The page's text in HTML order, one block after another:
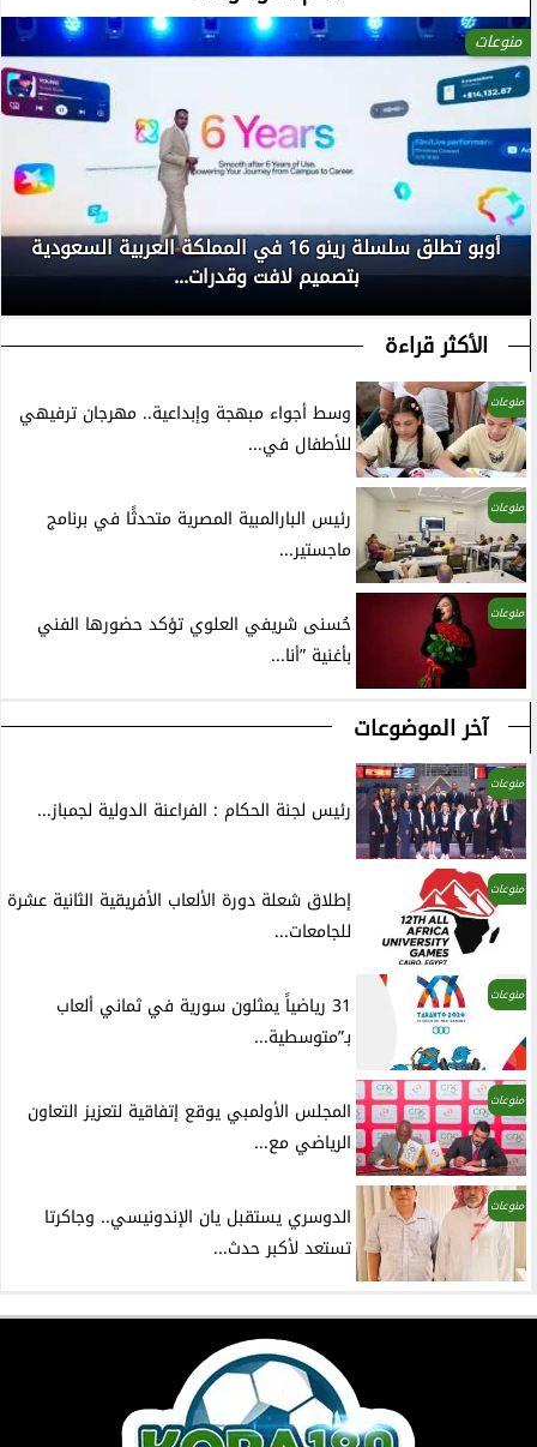
منوعات
أوبو تطلق سلسلة رينو 16 في المملكة العربية السعودية
بتصميم لافت وقدرات...
الأكثر قراءة
منوعات
وسط أجواء مبهجة وإبداعية.. مهرجان ترفيهي
للأطفال في...
منوعات
رئيس البارالمبية المصرية متحدثًا في برنامج
ماجستير...
منوعات
حُسنى شريفي العلوي تؤكد حضورها الفني
بأغنية ”أنا...
آخر الموضوعات
منوعات
رئيس لجنة الحكام : الفراعنة الدولية لجمباز...
منوعات
إطلاق شعلة دورة الألعاب الأفريقية الثانية عشرة
للجامعات...
منوعات
31 رياضياً يمثلون سورية في ثماني ألعاب
بـ”متوسطية...
منوعات
المجلس الأولمبي يوقع إتفاقية لتعزيز التعاون
الرياضي مع...
منوعات
الدوسري يستقبل يان الإندونيسي.. وجاكرتا
تستعد لأكبر حدث...